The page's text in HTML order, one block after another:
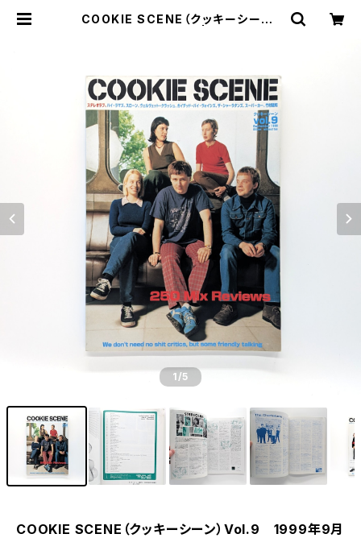
COOKIE SCENE（クッキーシーン）
1/5
COOKIE SCENE（クッキーシーン）Vol.9 1999年9月